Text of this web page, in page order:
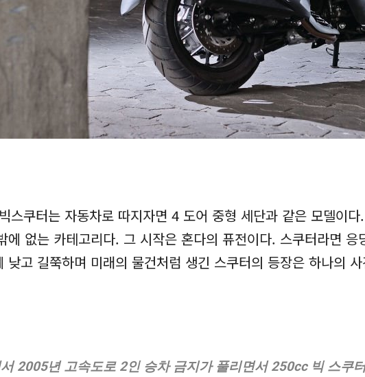
스쿠터는 자동차로 따지자면 4 도어 중형 세단과 같은 모델이
에 없는 카테고리다. 그 시작은 혼다의 퓨전이다. 스쿠터라면
낮고 길쭉하며 미래의 물건처럼 생긴 스쿠터의 등장은 하나의
2005년 고속도로 2인 승차 금지가 풀리면서 250cc 빅 스쿠